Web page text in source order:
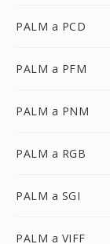
PALM a PCD
PALM a PFM
PALM a PNM
PALM a RGB
PALM a SGI
PALM a VIFF